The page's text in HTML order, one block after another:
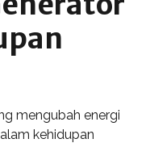
mengubah energi
kehidupan